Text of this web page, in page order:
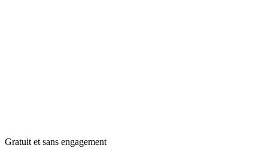
Gratuit et sans engagement